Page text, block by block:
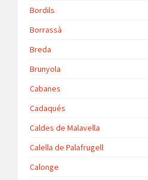
Bordils
Borrassà
Breda
Brunyola
Cabanes
Cadaqués
Caldes de Malavella
Calella de Palafrugell
Calonge